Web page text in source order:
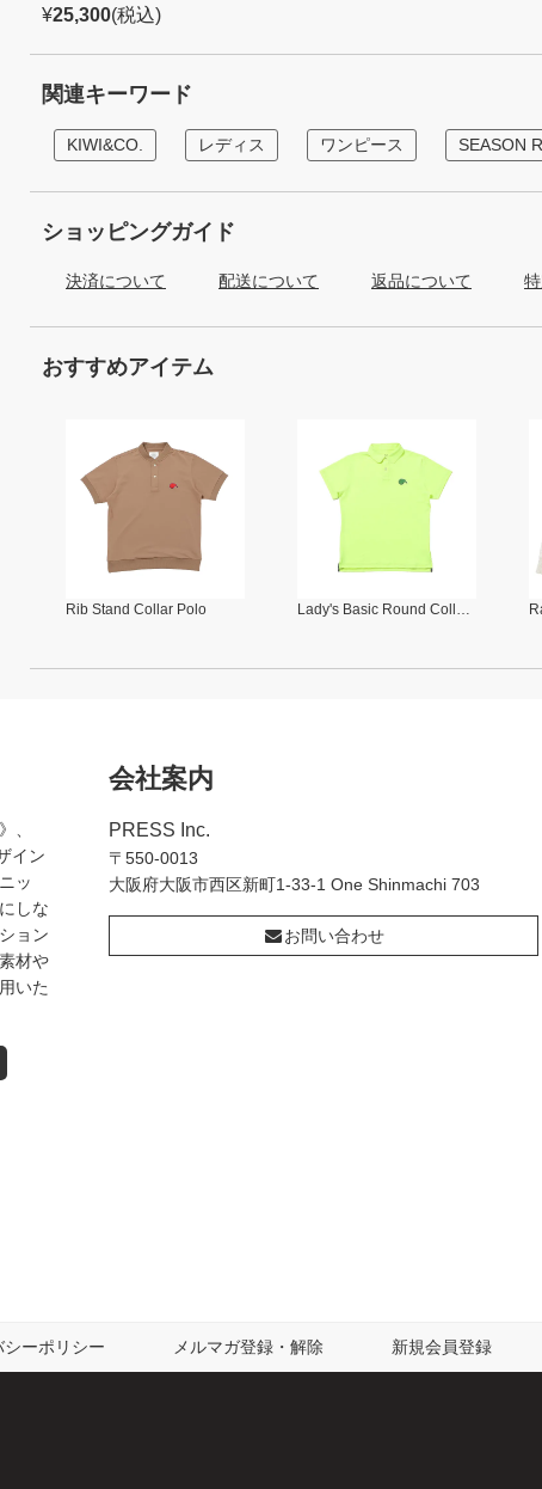
¥25,300(税込)
関連キーワード
KIWI&CO. レディス ワンピース SEASON
ショッピングガイド
決済について 配送について 返品について
おすすめアイテム
Rib Stand Collar Polo Lady's Basic Round Collar Polo
、
イン
ッ
しな
ョン
材や
いた
会社案内
PRESS Inc.
〒550-0013
大阪府大阪市西区新町1-33-1 One Shinmachi 703
お問い合わせ
シーポリシー メルマガ登録・解除 新規会員登録